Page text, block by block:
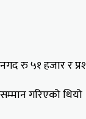
रु ५१ हजार र
गरिएको थियो